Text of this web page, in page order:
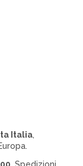
Italia,
Spedizioni